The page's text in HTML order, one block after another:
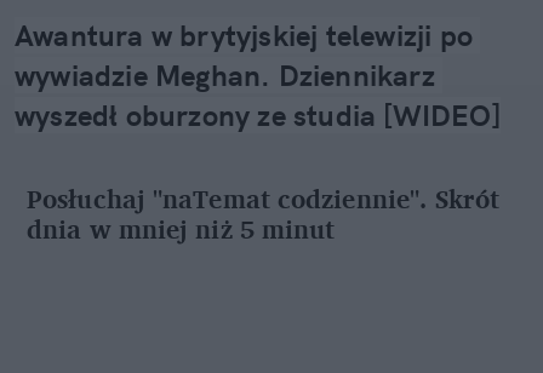
Awantura w brytyjskiej telewizji po
wywiadzie Meghan. Dziennikarz
wyszedł oburzony ze studia [WIDEO]
Posłuchaj "naTemat codziennie". Skrót
dnia w mniej niż 5 minut